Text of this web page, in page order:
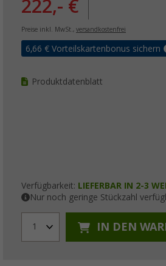
222,- €
Preise inkl. MwSt., versandkostenfrei
6,66 € Vorteilskartenbonus sichern
Produktdatenblatt
Verfügbarkeit: LIEFERBAR IN 2-3
Nur noch geringe Stückzahl
1 IN DEN